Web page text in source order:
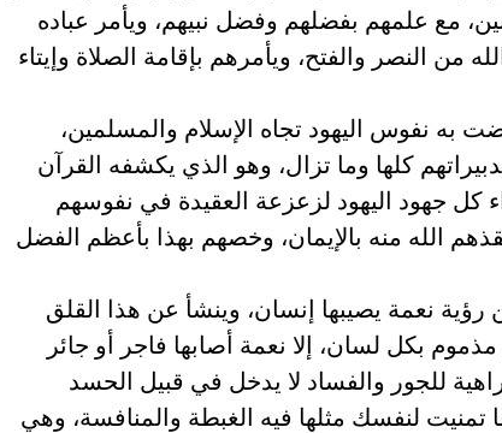
مع علمهم بفضلهم وفضل نبيهم، ويأمر عباده
من النصر والفتح، ويأمرهم بإقامة الصلاة وإيتاء
به نفوس اليهود تجاه الإسلام والمسلمين،
كلها وما تزال، وهو الذي يكشفه القرآن
كل جهود اليهود لزعزعة العقيدة في نفوسهم
الله منه بالإيمان، وخصهم بهذا بأعظم الفضل
نعمة يصيبها إنسان، وينشأ عن هذا القلق
بكل لسان، إلا نعمة أصابها فاجر أو جائر
للجور والفساد لا يدخل في قبيل الحسد
لنفسك مثلها فيه الغبطة والمنافسة، وهي